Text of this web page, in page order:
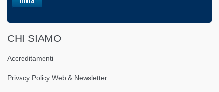
CHI SIAMO
Accreditamenti
Privacy Policy Web & Newsletter